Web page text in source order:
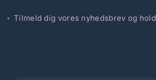
Tilmeld dig vores nyhedsbrev og